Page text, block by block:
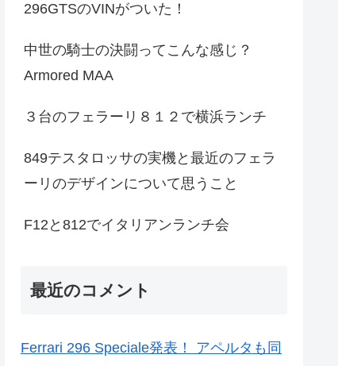
296GTSのVINがついた！
中世の騎士の決闘ってこんな感じ？
Armored MAA
３台のフェラーリ８１２で横浜ランチ
849テスタロッサの実機と最近のフェラ
ーリのデザインについて思うこと
F12と812でイタリアンランチ会
最近のコメント
Ferrari 296 Speciale発表！ アペルタも同